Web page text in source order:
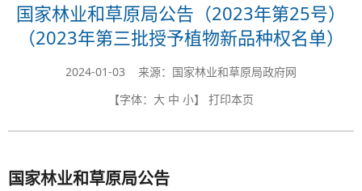
国家林业和草原局公告（2023年第25号）
（2023年第三批授予植物新品种权名单）
2024-01-03 来源：国家林业和草原局政府网
【字体： 大 中 小】 打印本页
国家林业和草原局公告